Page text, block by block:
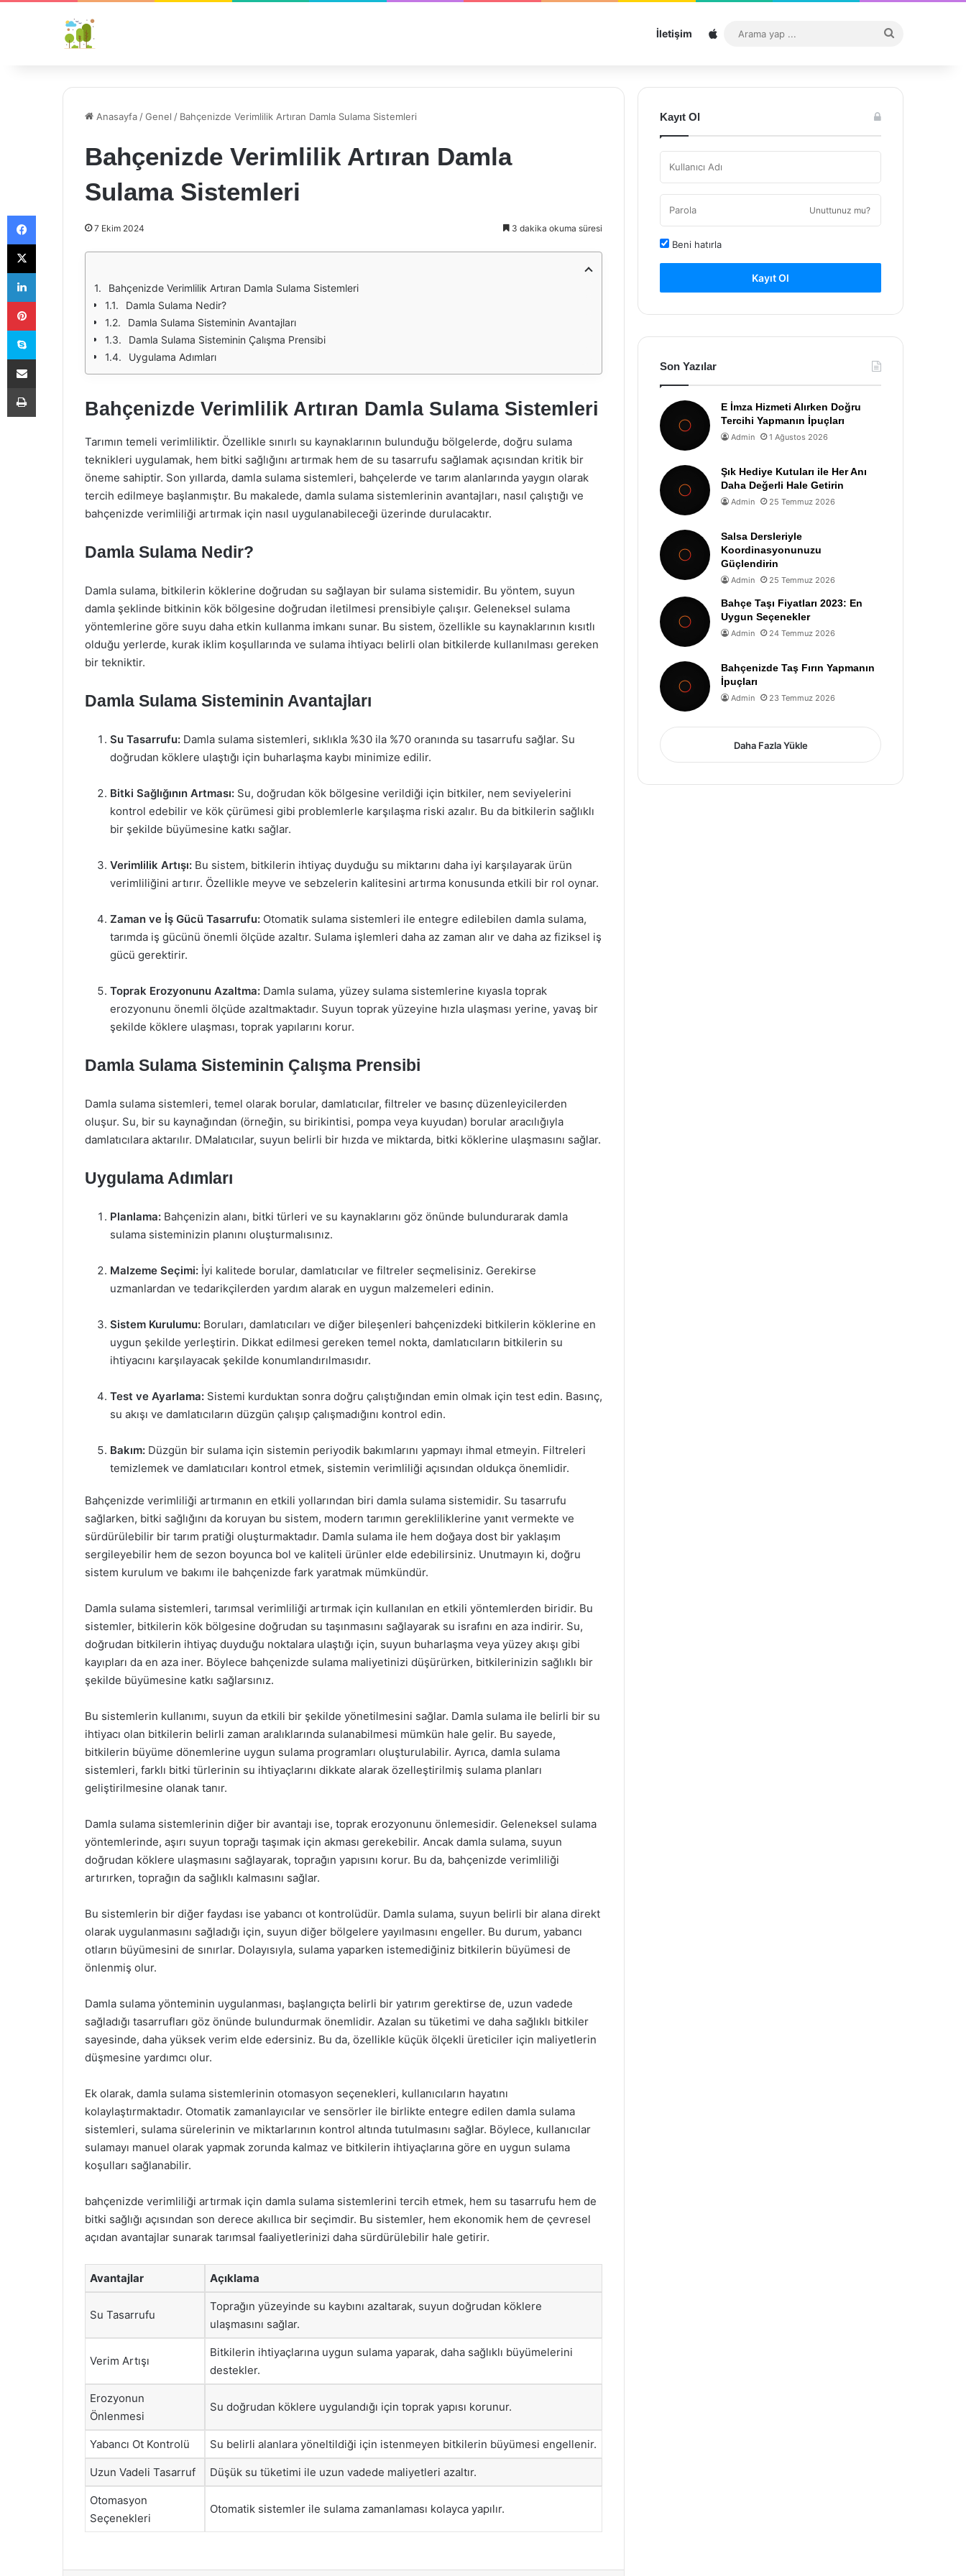
İletişim Sitemap
...
Anasayfa /Genel / Bahçenizde Verimlilik Artıran Damla Sulama Sistemleri
Bahçenizde Verimlilik Artıran Damla
Sulama Sistemleri
7 Ekim 2024 3 dakika okuma süresi
Bahçenizde Verimlilik Artıran Damla Sulama Sistemleri
Damla Sulama Nedir?
Damla Sulama Sisteminin Avantajları
Damla Sulama Sisteminin Çalışma Prensibi
Uygulama Adımları
Bahçenizde Verimlilik Artıran Damla Sulama Sistemleri
Tarımın temeli verimliliktir. Özellikle sınırlı su kaynaklarının bulunduğu bölgelerde, doğru sulama
teknikleri uygulamak, hem bitki sağlığını artırmak hem de su tasarrufu sağlamak açısından kritik bir
öneme sahiptir. Son yıllarda, damla sulama sistemleri, bahçelerde ve tarım alanlarında yaygın olarak
tercih edilmeye başlanmıştır. Bu makalede, damla sulama sistemlerinin avantajları, nasıl çalıştığı ve
bahçenizde verimliliği artırmak için nasıl uygulanabileceği üzerinde durulacaktır.
Damla Sulama Nedir?
Damla sulama, bitkilerin köklerine doğrudan su sağlayan bir sulama sistemidir. Bu yöntem, suyun
damla şeklinde bitkinin kök bölgesine doğrudan iletilmesi prensibiyle çalışır. Geleneksel sulama
yöntemlerine göre suyu daha etkin kullanma imkanı sunar. Bu sistem, özellikle su kaynaklarının kısıtlı
olduğu yerlerde, kurak iklim koşullarında ve sulama ihtiyacı belirli olan bitkilerde kullanılması gereken
bir tekniktir.
Damla Sulama Sisteminin Avantajları
Su Tasarrufu: Damla sulama sistemleri, sıklıkla %30 ila %70 oranında su tasarrufu sağlar. Su
doğrudan köklere ulaştığı için buharlaşma kaybı minimize edilir.
Bitki Sağlığının Artması: Su, doğrudan kök bölgesine verildiği için bitkiler, nem seviyelerini
kontrol edebilir ve kök çürümesi gibi problemlerle karşılaşma riski azalır. Bu da bitkilerin sağlıklı
bir şekilde büyümesine katkı sağlar.
Verimlilik Artışı: Bu sistem, bitkilerin ihtiyaç duyduğu su miktarını daha iyi karşılayarak ürün
verimliliğini artırır. Özellikle meyve ve sebzelerin kalitesini artırma konusunda etkili bir rol oynar.
Zaman ve İş Gücü Tasarrufu: Otomatik sulama sistemleri ile entegre edilebilen damla sulama,
tarımda iş gücünü önemli ölçüde azaltır. Sulama işlemleri daha az zaman alır ve daha az fiziksel iş
gücü gerektirir.
Toprak Erozyonunu Azaltma: Damla sulama, yüzey sulama sistemlerine kıyasla toprak
erozyonunu önemli ölçüde azaltmaktadır. Suyun toprak yüzeyine hızla ulaşması yerine, yavaş bir
şekilde köklere ulaşması, toprak yapılarını korur.
Damla Sulama Sisteminin Çalışma Prensibi
Damla sulama sistemleri, temel olarak borular, damlatıcılar, filtreler ve basınç düzenleyicilerden
oluşur. Su, bir su kaynağından (örneğin, su birikintisi, pompa veya kuyudan) borular aracılığıyla
damlatıcılara aktarılır. DMalatıcılar, suyun belirli bir hızda ve miktarda, bitki köklerine ulaşmasını sağlar.
Uygulama Adımları
Planlama: Bahçenizin alanı, bitki türleri ve su kaynaklarını göz önünde bulundurarak damla
sulama sisteminizin planını oluşturmalısınız.
Malzeme Seçimi: İyi kalitede borular, damlatıcılar ve filtreler seçmelisiniz. Gerekirse
uzmanlardan ve tedarikçilerden yardım alarak en uygun malzemeleri edinin.
Sistem Kurulumu: Boruları, damlatıcıları ve diğer bileşenleri bahçenizdeki bitkilerin köklerine en
uygun şekilde yerleştirin. Dikkat edilmesi gereken temel nokta, damlatıcıların bitkilerin su
ihtiyacını karşılayacak şekilde konumlandırılmasıdır.
Test ve Ayarlama: Sistemi kurduktan sonra doğru çalıştığından emin olmak için test edin. Basınç,
su akışı ve damlatıcıların düzgün çalışıp çalışmadığını kontrol edin.
Bakım: Düzgün bir sulama için sistemin periyodik bakımlarını yapmayı ihmal etmeyin. Filtreleri
temizlemek ve damlatıcıları kontrol etmek, sistemin verimliliği açısından oldukça önemlidir.
Bahçenizde verimliliği artırmanın en etkili yollarından biri damla sulama sistemidir. Su tasarrufu
sağlarken, bitki sağlığını da koruyan bu sistem, modern tarımın gerekliliklerine yanıt vermekte ve
sürdürülebilir bir tarım pratiği oluşturmaktadır. Damla sulama ile hem doğaya dost bir yaklaşım
sergileyebilir hem de sezon boyunca bol ve kaliteli ürünler elde edebilirsiniz. Unutmayın ki, doğru
sistem kurulum ve bakımı ile bahçenizde fark yaratmak mümkündür.
Damla sulama sistemleri, tarımsal verimliliği artırmak için kullanılan en etkili yöntemlerden biridir. Bu
sistemler, bitkilerin kök bölgesine doğrudan su taşınmasını sağlayarak su israfını en aza indirir. Su,
doğrudan bitkilerin ihtiyaç duyduğu noktalara ulaştığı için, suyun buharlaşma veya yüzey akışı gibi
kayıpları da en aza iner. Böylece bahçenizde sulama maliyetinizi düşürürken, bitkilerinizin sağlıklı bir
şekilde büyümesine katkı sağlarsınız.
Bu sistemlerin kullanımı, suyun da etkili bir şekilde yönetilmesini sağlar. Damla sulama ile belirli bir su
ihtiyacı olan bitkilerin belirli zaman aralıklarında sulanabilmesi mümkün hale gelir. Bu sayede,
bitkilerin büyüme dönemlerine uygun sulama programları oluşturulabilir. Ayrıca, damla sulama
sistemleri, farklı bitki türlerinin su ihtiyaçlarını dikkate alarak özelleştirilmiş sulama planları
geliştirilmesine olanak tanır.
Damla sulama sistemlerinin diğer bir avantajı ise, toprak erozyonunu önlemesidir. Geleneksel sulama
yöntemlerinde, aşırı suyun toprağı taşımak için akması gerekebilir. Ancak damla sulama, suyun
doğrudan köklere ulaşmasını sağlayarak, toprağın yapısını korur. Bu da, bahçenizde verimliliği
artırırken, toprağın da sağlıklı kalmasını sağlar.
Bu sistemlerin bir diğer faydası ise yabancı ot kontrolüdür. Damla sulama, suyun belirli bir alana direkt
olarak uygulanmasını sağladığı için, suyun diğer bölgelere yayılmasını engeller. Bu durum, yabancı
otların büyümesini de sınırlar. Dolayısıyla, sulama yaparken istemediğiniz bitkilerin büyümesi de
önlenmiş olur.
Damla sulama yönteminin uygulanması, başlangıçta belirli bir yatırım gerektirse de, uzun vadede
sağladığı tasarrufları göz önünde bulundurmak önemlidir. Azalan su tüketimi ve daha sağlıklı bitkiler
sayesinde, daha yüksek verim elde edersiniz. Bu da, özellikle küçük ölçekli üreticiler için maliyetlerin
düşmesine yardımcı olur.
Ek olarak, damla sulama sistemlerinin otomasyon seçenekleri, kullanıcıların hayatını
kolaylaştırmaktadır. Otomatik zamanlayıcılar ve sensörler ile birlikte entegre edilen damla sulama
sistemleri, sulama sürelerinin ve miktarlarının kontrol altında tutulmasını sağlar. Böylece, kullanıcılar
sulamayı manuel olarak yapmak zorunda kalmaz ve bitkilerin ihtiyaçlarına göre en uygun sulama
koşulları sağlanabilir.
bahçenizde verimliliği artırmak için damla sulama sistemlerini tercih etmek, hem su tasarrufu hem de
bitki sağlığı açısından son derece akıllıca bir seçimdir. Bu sistemler, hem ekonomik hem de çevresel
açıdan avantajlar sunarak tarımsal faaliyetlerinizi daha sürdürülebilir hale getirir.
Avantajlar Açıklama
Su Tasarrufu
Toprağın yüzeyinde su kaybını azaltarak, suyun doğrudan köklere
ulaşmasını sağlar.
Verim Artışı
Bitkilerin ihtiyaçlarına uygun sulama yaparak, daha sağlıklı büyümelerini
destekler.
Erozyonun
Önlenmesi
Su doğrudan köklere uygulandığı için toprak yapısı korunur.
Yabancı Ot Kontrolü Su belirli alanlara yöneltildiği için istenmeyen bitkilerin büyümesi engellenir.
Uzun Vadeli Tasarruf Düşük su tüketimi ile uzun vadede maliyetleri azaltır.
Otomasyon
Seçenekleri
Otomatik sistemler ile sulama zamanlaması kolayca yapılır.
Kayıt Ol
Unuttunuz mu?
Beni hatırla
Kayıt Ol
Son Yazılar
E İmza Hizmeti Alırken Doğru
Tercihi Yapmanın İpuçları
Admin 1 Ağustos 2026
Şık Hediye Kutuları ile Her Anı
Daha Değerli Hale Getirin
Admin 25 Temmuz 2026
Salsa Dersleriyle
Koordinasyonunuzu
Güçlendirin
Admin 25 Temmuz 2026
Bahçe Taşı Fiyatları 2023: En
Uygun Seçenekler
Admin 24 Temmuz 2026
Bahçenizde Taş Fırın Yapmanın
İpuçları
Admin 23 Temmuz 2026
Daha Fazla Yükle
Facebook
X
LinkedIn
Pinterest
Skype
E-Posta ile paylaş